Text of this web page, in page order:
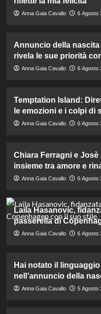
Anna Gaia Cavallo 6 Agosto
Annuncio della
rivela le sue priorità
Anna Gaia Cavallo 6 Agosto
Temptation Island:
le emozioni e i colpi di
Anna Gaia Cavallo 6 Agosto
Chiara Ferragni e
insieme tra amore e
Anna Gaia Cavallo 6 Agosto
Laila Hasanovic,
passerella di
Anna Gaia Cavallo 6 Agosto
Hai notato il
nell’annuncio della
Anna Gaia Cavallo 5 Agosto